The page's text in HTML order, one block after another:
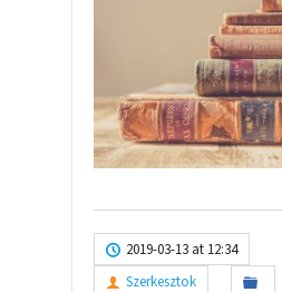
2019-03-13 at 12:34
Szerkesztok